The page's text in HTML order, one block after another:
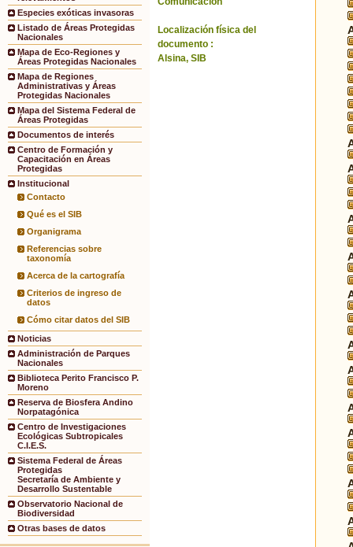
Especies exóticas invasoras
Listado de Áreas Protegidas
Nacionales
Mapa de Eco-Regiones y
Áreas Protegidas Nacionales
Mapa de Regiones
Administrativas y Áreas
Protegidas Nacionales
Mapa del Sistema Federal de
Áreas Protegidas
Documentos de interés
Centro de Formación y
Capacitación en Áreas
Protegidas
Institucional
Contacto
Qué es el SIB
Organigrama
Referencias sobre
taxonomía
Acerca de la cartografía
Criterios de ingreso de
datos
Cómo citar datos del SIB
Noticias
Administración de Parques
Nacionales
Biblioteca Perito Francisco P.
Moreno
Reserva de Biosfera Andino
Norpatagónica
Centro de Investigaciones
Ecológicas Subtropicales
C.I.E.S.
Sistema Federal de Áreas
Protegidas
Secretaría de Ambiente y
Desarrollo Sustentable
Observatorio Nacional de
Biodiversidad
Otras bases de datos
Localización física del
documento :
Alsina, SIB